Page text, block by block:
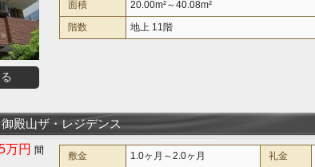
面積
20.00m²～40.08m²
階数
地上 11階
殿山ザ・レジデンス
万円
敷金 1.0ヶ月～2.0ヶ月 礼金